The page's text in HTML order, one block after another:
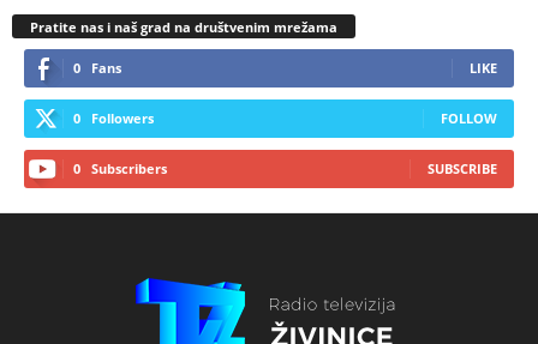
Pratite nas i naš grad na društvenim mrežama
0 Fans LIKE
0 Followers FOLLOW
0 Subscribers SUBSCRIBE